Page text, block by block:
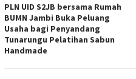
PLN UID S2JB bersama Rumah
BUMN Jambi Buka Peluang
Usaha bagi Penyandang
Tunarungu Pelatihan Sabun
Handmade